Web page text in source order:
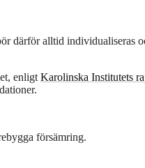
därför alltid individualiseras
enligt Karolinska Institutets
försämring.